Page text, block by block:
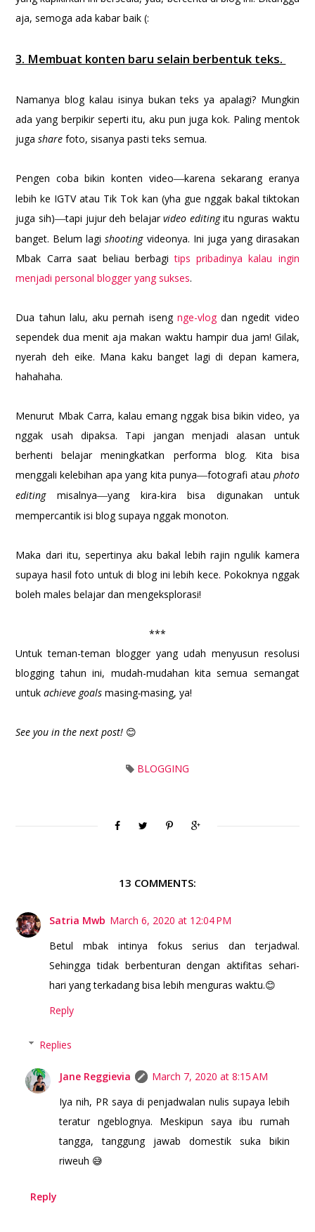
aja, semoga ada kabar baik (:
3. Membuat konten baru selain berbentuk teks.
Namanya blog kalau isinya bukan teks ya apalagi? Mungkin
ada yang berpikir seperti itu, aku pun juga kok. Paling mentok
jugasharefoto, sisanya pasti teks semua.
Pengen coba bikin konten video—karena sekarang eranya
lebih ke IGTV atau Tik Tok kan (yha gue nggak bakal tiktokan
juga sih)—tapi jujur deh belajarvideo editingitu nguras waktu
banget. Belum lagishooting videonya. Ini juga yang dirasakan
Mbak Carra saat beliau berbagitips pribadinya kalau ingin
menjadi personal blogger yang sukses.
Dua tahun lalu, aku pernah iseng nge-vlogdan ngedit video
sependek dua menit aja makan waktu hampir dua jam! Gilak,
nyerah deh eike. Mana kaku banget lagi di depan kamera,
hahahaha.
Menurut Mbak Carra, kalau emang nggak bisa bikin video, ya
nggak usah dipaksa. Tapi jangan menjadi alasan untuk
berhenti belajar meningkatkan performa blog. Kita bisa
menggali kelebihan apa yang kita punya—fotografi atau photo
editingmisalnya—yang kira-kira bisa digunakan untuk
mempercantik isi blog supaya nggak monoton.
Maka dari itu, sepertinya aku bakal lebih rajin ngulik kamera
supaya hasil foto untuk di blog ini lebih kece. Pokoknya nggak
boleh males belajar dan mengeksplorasi!
***
Untuk teman-teman blogger yang udah menyusun resolusi
blogging tahun ini, mudah-mudahan kita semua semangat
untukachieve goalsmasing-masing, ya!
See you in the next post! 😊
BLOGGING
13 COMMENTS:
Satria Mwb March 6, 2020 at 12:04 PM
Betul mbak intinya fokus serius dan terjadwal.
Sehingga tidak berbenturan dengan aktifitas sehari-
hari yang terkadang bisa lebih menguras waktu.😊
Reply
Replies
Jane Reggievia
March 7, 2020 at 8:15 AM
Iya nih, PR saya di penjadwalan nulis supaya lebih
teratur ngeblognya. Meskipun saya ibu rumah
tangga, tanggung jawab domestik suka bikin
riweuh 😅
Reply